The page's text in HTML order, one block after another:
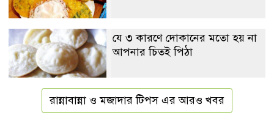
যে ৩ কারণে দোকানের মতো হয় না
আপনার চিতই পিঠা
রান্নাবান্না ও মজাদার টিপস এর আরও খবর